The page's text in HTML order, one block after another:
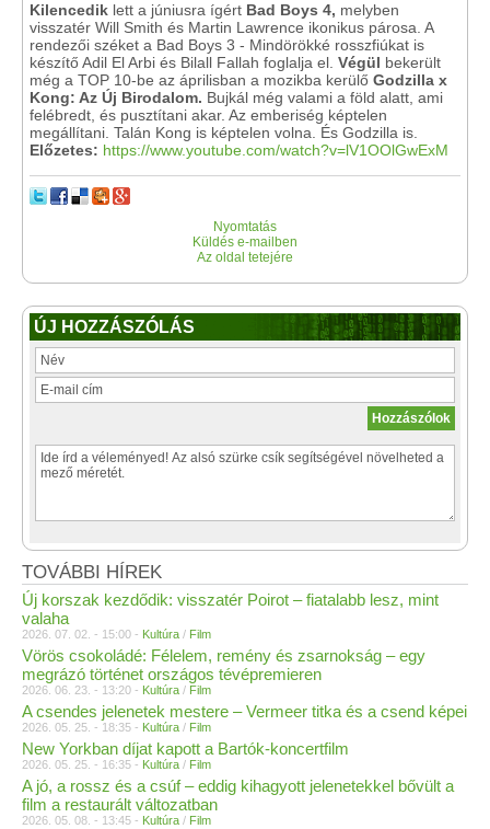
Kilencedik lett a júniusra ígért Bad Boys 4, melyben
visszatér Will Smith és Martin Lawrence ikonikus párosa. A
rendezői széket a Bad Boys 3 - Mindörökké rosszfiúkat is
készítő Adil El Arbi és Bilall Fallah foglalja el. Végül bekerült
még a TOP 10-be az áprilisban a mozikba kerülő Godzilla x
Kong: Az Új Birodalom. Bujkál még valami a föld alatt, ami
felébredt, és pusztítani akar. Az emberiség képtelen
megállítani. Talán Kong is képtelen volna. És Godzilla is.
Előzetes: https://www.youtube.com/watch?v=lV1OOlGwExM
Nyomtatás
Küldés e-mailben
Az oldal tetejére
ÚJ HOZZÁSZÓLÁS
TOVÁBBI HÍREK
Új korszak kezdődik: visszatér Poirot – fiatalabb lesz, mint
valaha
2026. 07. 02. - 15:00 - Kultúra / Film
Vörös csokoládé: Félelem, remény és zsarnokság – egy
megrázó történet országos tévépremieren
2026. 06. 23. - 13:20 - Kultúra / Film
A csendes jelenetek mestere – Vermeer titka és a csend képei
2026. 05. 25. - 18:35 - Kultúra / Film
New Yorkban díjat kapott a Bartók-koncertfilm
2026. 05. 25. - 16:35 - Kultúra / Film
A jó, a rossz és a csúf – eddig kihagyott jelenetekkel bővült a
film a restaurált változatban
2026. 05. 08. - 13:45 - Kultúra / Film